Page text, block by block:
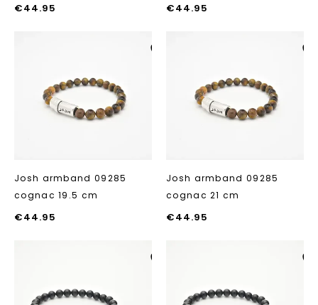
€44.95 €44.95
Josh armband 09285
cognac 19.5 cm
€44.95
Josh armband 09285
cognac 21 cm
€44.95